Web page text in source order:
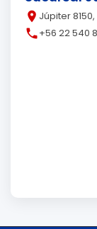
place Júpiter
call+56 22 540